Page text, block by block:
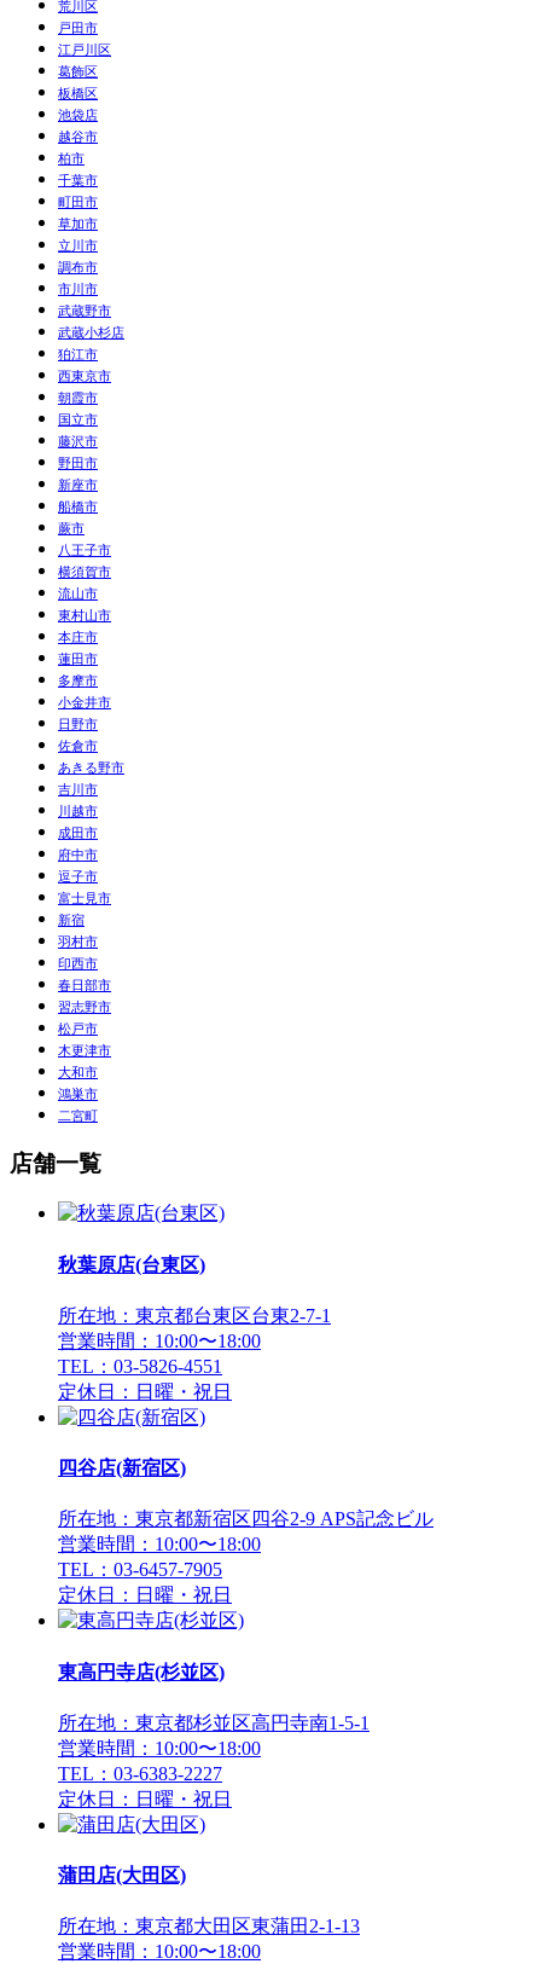
荒川区
戸田市
江戸川区
葛飾区
板橋区
池袋店
越谷市
柏市
千葉市
町田市
草加市
立川市
調布市
市川市
武蔵野市
武蔵小杉店
狛江市
西東京市
朝霞市
国立市
藤沢市
野田市
新座市
船橋市
蕨市
八王子市
横須賀市
流山市
東村山市
本庄市
蓮田市
多摩市
小金井市
日野市
佐倉市
あきる野市
吉川市
川越市
成田市
府中市
逗子市
富士見市
新宿
羽村市
印西市
春日部市
習志野市
松戸市
木更津市
大和市
鴻巣市
二宮町
店舗一覧
秋葉原店(台東区)
所在地：東京都台東区台東2-7-1
営業時間：10:00〜18:00
TEL：03-5826-4551
定休日：日曜・祝日
四谷店(新宿区)
所在地：東京都新宿区四谷2-9 APS記念ビル
営業時間：10:00〜18:00
TEL：03-6457-7905
定休日：日曜・祝日
東高円寺店(杉並区)
所在地：東京都杉並区高円寺南1-5-1
営業時間：10:00〜18:00
TEL：03-6383-2227
定休日：日曜・祝日
蒲田店(大田区)
所在地：東京都大田区東蒲田2-1-13
営業時間：10:00〜18:00